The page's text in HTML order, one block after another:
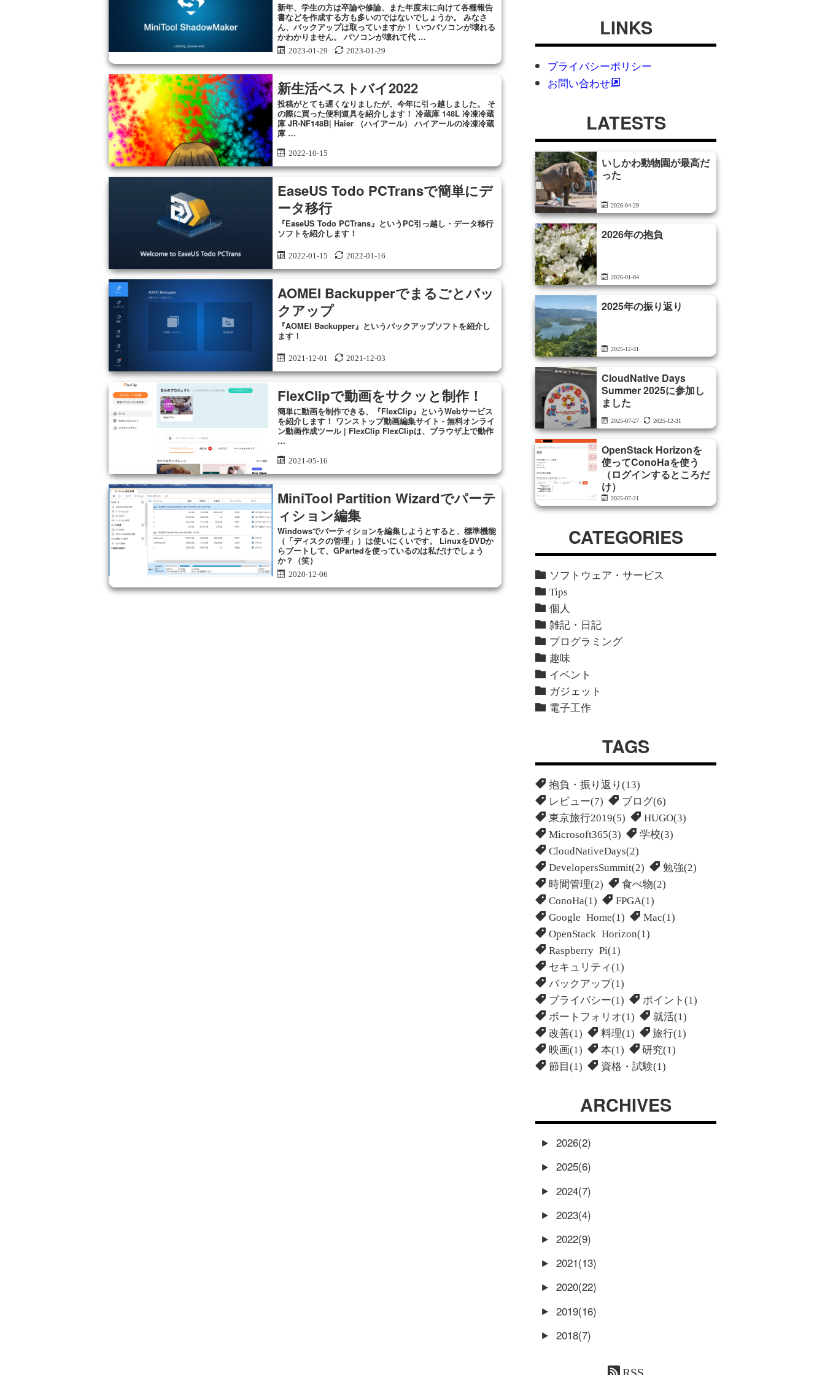
新年、学生の方は卒論や修論、また年度末に向けて各種報告
書などを作成する方も多いのではないでしょうか。 みなさ
ん、バックアップは取っていますか！ いつパソコンが壊れる
かわかりません。 パソコンが壊れて代 …
2023-01-29 2023-01-29
新生活ベストバイ2022
投稿がとても遅くなりましたが、今年に引っ越しました。 そ
の際に買った便利道具を紹介します！ 冷蔵庫 148L 冷凍冷蔵
庫 JR-NF148B| Haier （ハイアール） ハイアールの冷凍冷蔵
庫 …
2022-10-15
EaseUS Todo PCTransで簡単にデ
ータ移行
『EaseUS Todo PCTrans』というPC引っ越し・データ移行
ソフトを紹介します！
2022-01-15 2022-01-16
AOMEI Backupperでまるごとバッ
クアップ
『AOMEI Backupper』というバックアップソフトを紹介し
ます！
2021-12-01 2021-12-03
FlexClipで動画をサクッと制作！
簡単に動画を制作できる、『FlexClip』というWebサービス
を紹介します！ ワンストップ動画編集サイト - 無料オンライ
ン動画作成ツール | FlexClip FlexClipは、ブラウザ上で動作
…
2021-05-16
MiniTool Partition Wizardでパーテ
ィション編集
Windowsでパーティションを編集しようとすると、標準機能
（「ディスクの管理」）は使いにくいです。 LinuxをDVDか
らブートして、GPartedを使っているのは私だけでしょう
か？（笑）
2020-12-06
LINKS
プライバシーポリシー
お問い合わせ
LATESTS
いしかわ動物園が最高だ
った
2026-04-29
2026年の抱負
2026-01-04
2025年の振り返り
2025-12-31
CloudNative Days
Summer 2025に参加し
ました
2025-07-27 2025-12-31
OpenStack Horizonを
使ってConoHaを使う
（ログインするところだ
け）
2025-07-21
CATEGORIES
ソフトウェア・サービス
Tips
個人
雑記・日記
プログラミング
趣味
イベント
ガジェット
電子工作
TAGS
抱負・振り返り(13)
レビュー(7)
ブログ(6)
東京旅行2019(5)
HUGO(3)
Microsoft365(3)
学校(3)
CloudNativeDays(2)
DevelopersSummit(2)
勉強(2)
時間管理(2)
食べ物(2)
ConoHa(1)
FPGA(1)
Google Home(1)
Mac(1)
OpenStack Horizon(1)
Raspberry Pi(1)
セキュリティ(1)
バックアップ(1)
プライバシー(1)
ポイント(1)
ポートフォリオ(1)
就活(1)
改善(1)
料理(1)
旅行(1)
映画(1)
本(1)
研究(1)
節目(1)
資格・試験(1)
ARCHIVES
2026(2)
2025(6)
2024(7)
2023(4)
2022(9)
2021(13)
2020(22)
2019(16)
2018(7)
RSS